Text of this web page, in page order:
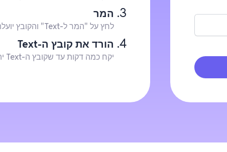
המר
לחץ על "המר ל-Text" והקובץ יועלה לשרת שלנו לצורך המרה.
הורד את קובץ ה-Text
יקח כמה דקות עד שקובץ ה-Text יהיה מוכן.